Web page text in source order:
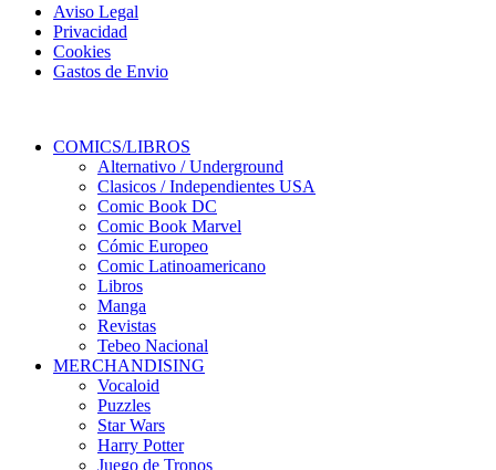
Aviso Legal
Privacidad
Cookies
Gastos de Envio
COMICS/LIBROS
Alternativo / Underground
Clasicos / Independientes USA
Comic Book DC
Comic Book Marvel
Cómic Europeo
Comic Latinoamericano
Libros
Manga
Revistas
Tebeo Nacional
MERCHANDISING
Vocaloid
Puzzles
Star Wars
Harry Potter
Juego de Tronos